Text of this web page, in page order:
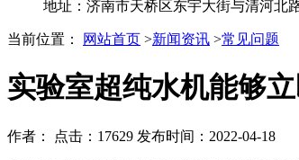
地址：济南市天桥区东宇大街与清河北
当前位置： 网站首页 >新闻资讯 >常见问题
实验室超纯水机能够
作者： 点击：17629 发布时间：2022-04-18